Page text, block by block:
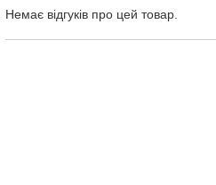
Немає відгуків про цей товар.